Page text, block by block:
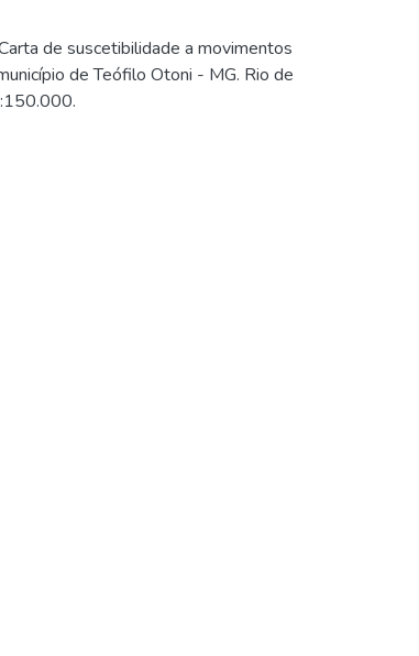
de suscetibilidade a movimentos
de Teófilo Otoni - MG. Rio de